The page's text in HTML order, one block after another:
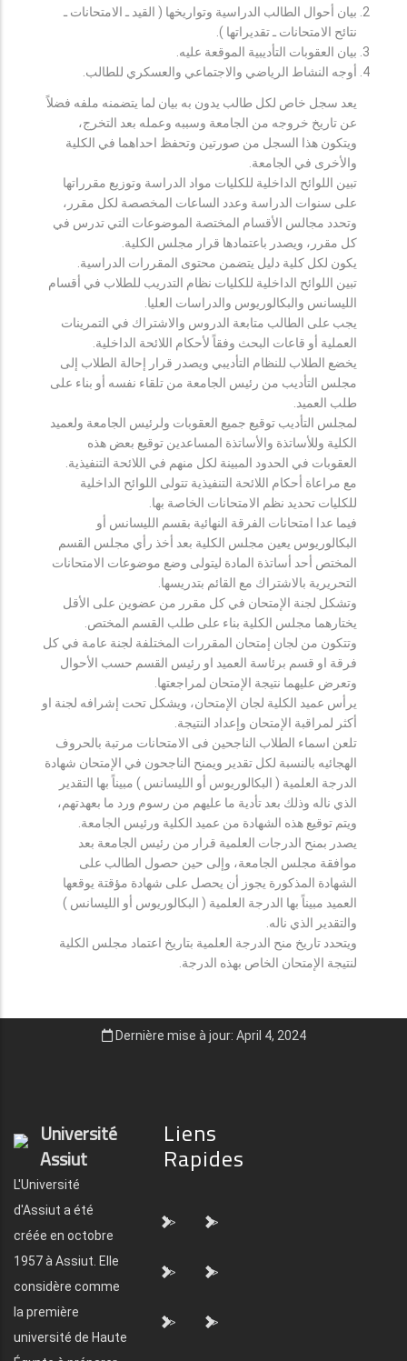
بيان أحوال الطالب الدراسية وتواريخها ( القيد ـ الامتحانات ـ
نتائح الامتحانات ـ تقديراتها ).
بيان العقوبات التأديبية الموقعة عليه.
أوجه النشاط الرياضي والاجتماعي والعسكري للطالب.
يعد سجل خاص لكل طالب يدون به بيان لما يتضمنه ملفه فضلاً
عن تاريخ خروجه من الجامعة وسببه وعمله بعد التخرج،
ويتكون هذا السجل من صورتين وتحفظ احداهما في الكلية
والأخرى في الجامعة.
تبين اللوائح الداخلية للكليات مواد الدراسة وتوزيع مقرراتها
على سنوات الدراسة وعدد الساعات المخصصة لكل مقرر،
وتحدد مجالس الأقسام المختصة الموضوعات التي تدرس في
كل مقرر، ويصدر باعتمادها قرار مجلس الكلية.
يكون لكل كلية دليل يتضمن محتوى المقررات الدراسية.
تبين اللوائح الداخلية للكليات نظام التدريب للطلاب في أقسام
الليسانس والبكالوريوس والدراسات العليا.
يجب على الطالب متابعة الدروس والاشتراك في التمرينات
العملية أو قاعات البحث وفقاً لأحكام اللائحة الداخلية.
يخضع الطلاب للنظام التأديبي ويصدر قرار إحالة الطلاب إلى
مجلس التأديب من رئيس الجامعة من تلقاء نفسه أو بناء على
طلب العميد.
لمجلس التأديب توقيع جميع العقوبات ولرئيس الجامعة ولعميد
الكلية وللأساتذة والأساتذة المساعدين توقيع بعض هذه
العقوبات في الحدود المبينة لكل منهم في اللائحة التنفيذية.
مع مراعاة أحكام اللائحة التنفيذية تتولى اللوائح الداخلية
للكليات تحديد نظم الامتحانات الخاصة بها.
فيما عدا امتحانات الفرقة النهائية بقسم الليسانس أو
البكالوريوس يعين مجلس الكلية بعد أخذ رأي مجلس القسم
المختص أحد أساتذة المادة ليتولى وضع موضوعات الامتحانات
التحريرية بالاشتراك مع القائم بتدريسها.
وتشكل لجنة الإمتحان في كل مقرر من عضوين على الأقل
يختارهما مجلس الكلية بناء على طلب القسم المختص.
وتتكون من لجان إمتحان المقررات المختلفة لجنة عامة في كل
فرقة او قسم برئاسة العميد او رئيس القسم حسب الأحوال
وتعرض عليهما نتيجة الإمتحان لمراجعتها.
يرأس عميد الكلية لجان الإمتحان، ويشكل تحت إشرافه لجنة او
أكثر لمراقبة الإمتحان وإعداد النتيجة.
تلعن اسماء الطلاب الناجحين فى الامتحانات مرتبة بالحروف
الهجائيه بالنسبة لكل تقدير ويمنح الناجحون في الإمتحان شهادة
الدرجة العلمية ( البكالوريوس أو الليسانس ) مبيناً بها التقدير
الذي ناله وذلك بعد تأدية ما عليهم من رسوم ورد ما بعهدتهم،
ويتم توقيع هذه الشهادة من عميد الكلية ورئيس الجامعة.
يصدر بمنح الدرجات العلمية قرار من رئيس الجامعة بعد
موافقة مجلس الجامعة، وإلى حين حصول الطالب على
الشهادة المذكورة يجوز أن يحصل على شهادة مؤقتة يوقعها
العميد مبيناً بها الدرجة العلمية ( البكالوريوس أو الليسانس )
والتقدير الذي ناله.
ويتحدد تاريخ منح الدرجة العلمية بتاريخ اعتماد مجلس الكلية
لنتيجة الإمتحان الخاص بهذه الدرجة.
Dernière mise à jour: April 4, 2024
Université
Assiut
L'Université
d'Assiut a été
créée en octobre
1957 à Assiut. Elle
considère comme
la première
université de Haute
Liens
Rapides
"> ">
"> ">
"> ">